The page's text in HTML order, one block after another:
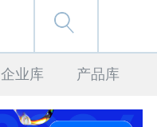
企业库 产品库